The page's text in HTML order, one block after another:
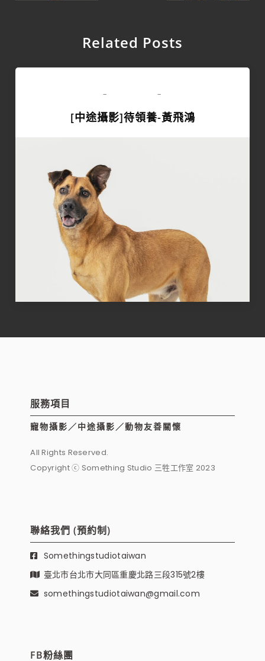
Related Posts
- -
[中途攝影]待領養-黃飛鴻
服務項目
寵物攝影／中途攝影／動物友善關懷
All Rights Reserved.
Copyright ⓒ Something Studio 三牲工作室 2023
聯絡我們 (預約制)
Somethingstudiotaiwan
臺北市台北市大同區重慶北路三段315號2樓
somethingstudiotaiwan@gmail.com
FB粉絲團